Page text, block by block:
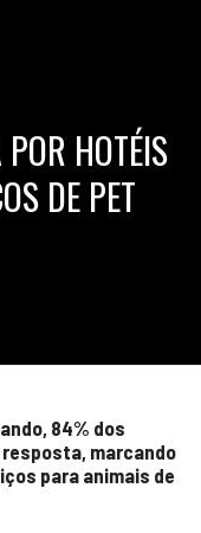
HOTÉIS
DE PET
84% dos
marcando
para animais de